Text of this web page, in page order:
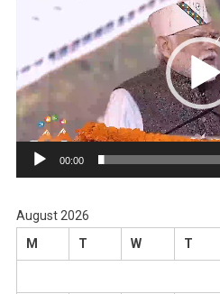
00:00
August 2026
M
T W T